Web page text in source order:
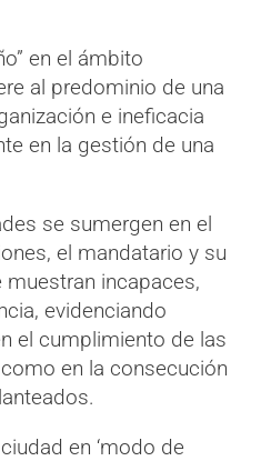
en el ámbito
al predominio de una
e ineficacia
en la gestión de una
se sumergen en el
el mandatario y su
incapaces,
evidenciando
el cumplimiento de las
en la consecución
en ‘modo de